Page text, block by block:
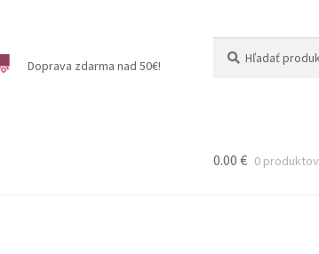
Doprava zdarma nad 50€!
0.00 € 0 produktov